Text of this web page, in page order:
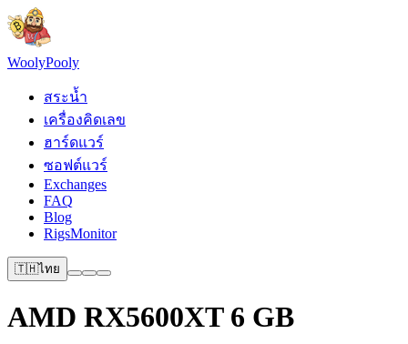
WoolyPooly
สระน้ำ
เครื่องคิดเลข
ฮาร์ดแวร์
ซอฟต์แวร์
Exchanges
FAQ
Blog
RigsMonitor
🇹🇭ไทย
AMD RX5600XT 6 GB